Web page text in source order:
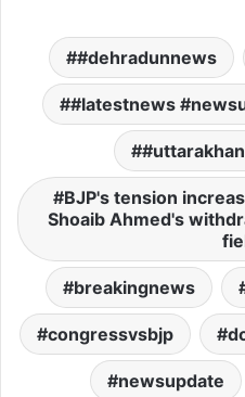
#dehradunnews
#latestnews
BJP's tension
Shoaib Ahmed's
breakingnews
congressvsbjp
newsupdate